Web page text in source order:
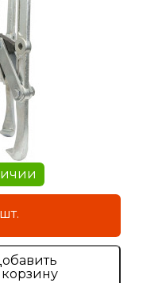
/ за шт.
корзину